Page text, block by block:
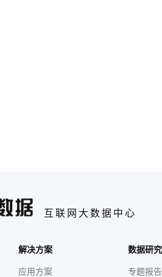
互联网大数据中心
解决方案
应用方案
数据研
专题报告